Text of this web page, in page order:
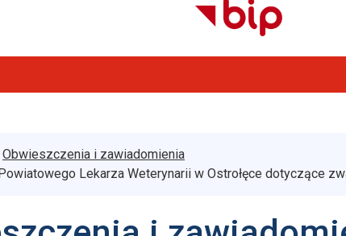
Obwieszczenia i zawiadomienia
Lekarza Weterynarii w Ostrołęce dotyczące